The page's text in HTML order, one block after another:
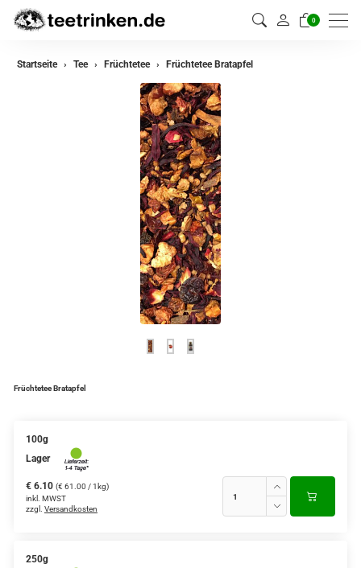
0
zurück
Verschiedene Anbaugebiete
Yogi - und Beuteltee
Aromatisierter Grüntee
Aromatisierter Schwarztee
Startseite Tee Früchtetee Früchtetee Bratapfel
Früchtetee Bratapfel
100g
Lager
€ 6.10 (€ 61.00 / 1kg)
inkl. MWST
zzgl. Versandkosten
250g